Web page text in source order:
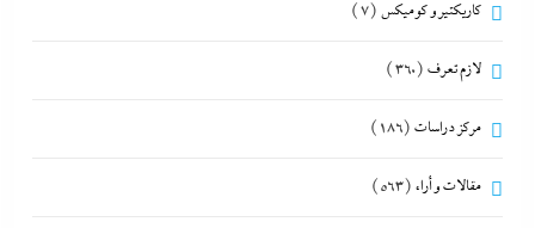
كاريكتير و كوميكس (7)
لازم تعرف (360)
مركز دراسات (186)
مقالات و أراء (563)